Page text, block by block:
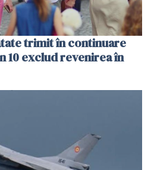
trimit în continuare
10 exclud revenirea în